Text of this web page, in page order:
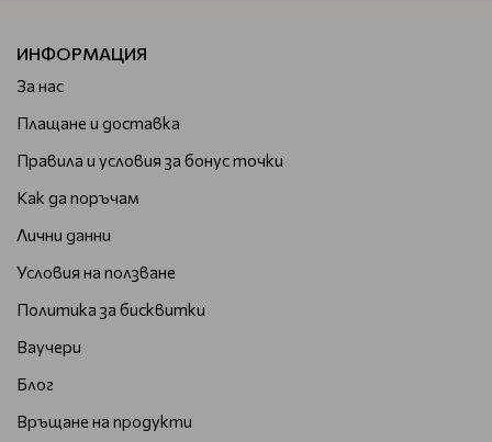
ИНФОРМАЦИЯ
За нас
Плащане и доставка
Правила и условия за бонус точки
Как да поръчам
Лични данни
Условия на ползване
Политика за бисквитки
Ваучери
Блог
Връщане на продукти